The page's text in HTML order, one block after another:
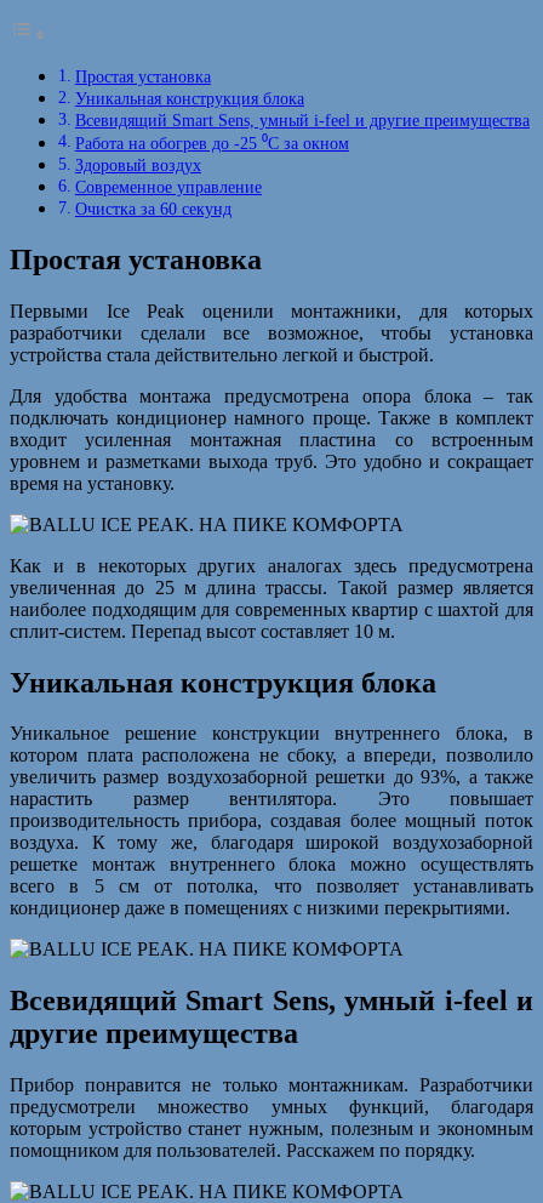
Простая установка
Уникальная конструкция блока
Всевидящий Smart Sens, умный i-feel и другие преимущества
Работа на обогрев до -25 ⁰С за окном
Здоровый воздух
Современное управление
Очистка за 60 секунд
Простая установка
Первыми Ice Peak оценили монтажники, для которых
разработчики сделали все возможное, чтобы установка
устройства стала действительно легкой и быстрой.
Для удобства монтажа предусмотрена опора блока – так
подключать кондиционер намного проще. Также в комплект
входит усиленная монтажная пластина со встроенным
уровнем и разметками выхода труб. Это удобно и сокращает
время на установку.
Как и в некоторых других аналогах здесь предусмотрена
увеличенная до 25 м длина трассы. Такой размер является
наиболее подходящим для современных квартир с шахтой для
сплит-систем. Перепад высот составляет 10 м.
Уникальная конструкция блока
Уникальное решение конструкции внутреннего блока, в
котором плата расположена не сбоку, а впереди, позволило
увеличить размер воздухозаборной решетки до 93%, а также
нарастить размер вентилятора. Это повышает
производительность прибора, создавая более мощный поток
воздуха. К тому же, благодаря широкой воздухозаборной
решетке монтаж внутреннего блока можно осуществлять
всего в 5 см от потолка, что позволяет устанавливать
кондиционер даже в помещениях с низкими перекрытиями.
Всевидящий Smart Sens, умный i-feel и
другие преимущества
Прибор понравится не только монтажникам. Разработчики
предусмотрели множество умных функций, благодаря
которым устройство станет нужным, полезным и экономным
помощником для пользователей. Расскажем по порядку.